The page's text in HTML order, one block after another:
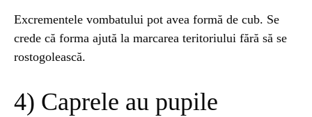
Excrementele vombatului pot avea formă de cub. Se
crede că forma ajută la marcarea teritoriului fără să se
rostogolească.
4) Caprele au pupile